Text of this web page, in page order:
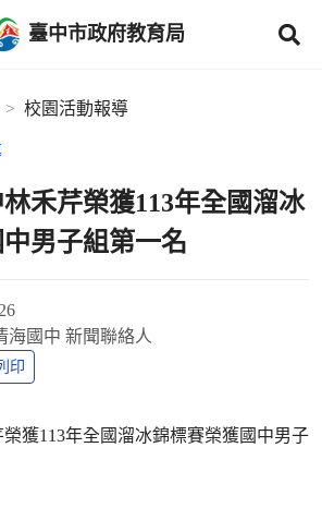
臺中市政府教育局
校園活動報導
禾芹榮獲113年全國溜冰
男子組第一名
海國中 新聞聯絡人
印
獲113年全國溜冰錦標賽榮獲國中男子